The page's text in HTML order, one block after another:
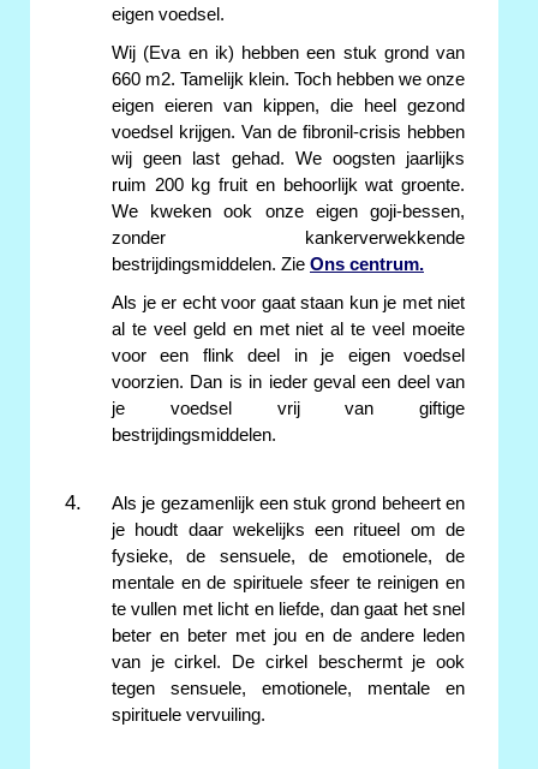
eigen voedsel.
Wij (Eva en ik) hebben een stuk grond van
660 m2. Tamelijk klein. Toch hebben we onze
eigen eieren van kippen, die heel gezond
voedsel krijgen. Van de fibronil-crisis hebben
wij geen last gehad. We oogsten jaarlijks
ruim 200 kg fruit en behoorlijk wat groente.
We kweken ook onze eigen goji-bessen,
zonder kankerverwekkende
bestrijdingsmiddelen. Zie Ons centrum.
Als je er echt voor gaat staan kun je met niet
al te veel geld en met niet al te veel moeite
voor een flink deel in je eigen voedsel
voorzien. Dan is in ieder geval een deel van
je voedsel vrij van giftige
bestrijdingsmiddelen.
Als je gezamenlijk een stuk grond beheert en
je houdt daar wekelijks een ritueel om de
fysieke, de sensuele, de emotionele, de
mentale en de spirituele sfeer te reinigen en
te vullen met licht en liefde, dan gaat het snel
beter en beter met jou en de andere leden
van je cirkel. De cirkel beschermt je ook
tegen sensuele, emotionele, mentale en
spirituele vervuiling.